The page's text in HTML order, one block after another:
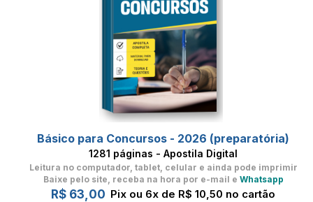
Básico para Concursos - 2026 (preparatória)
1281 páginas - Apostila Digital
Leitura no computador, tablet, celular e ainda pode imprimir
Baixe pelo site, receba na hora por e-mail e Whatsapp
R$ 63,00 Pix ou 6x de R$ 10,50 no cartão